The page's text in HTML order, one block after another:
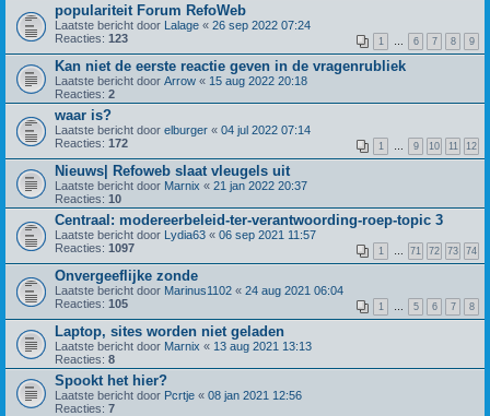
populariteit Forum RefoWeb
Laatste bericht door Lalage « 26 sep 2022 07:24
Reacties: 123 1 6 7 8 9
Kan niet de eerste reactie geven in de vragenrubliek
Laatste bericht door Arrow « 15 aug 2022 20:18
Reacties: 2
waar is?
Laatste bericht door elburger « 04 jul 2022 07:14
Reacties: 172 1 9 10 11 12
Nieuws| Refoweb slaat vleugels uit
Laatste bericht door Marnix « 21 jan 2022 20:37
Reacties: 10
Centraal: modereerbeleid-ter-verantwoording-roep-topic 3
Laatste bericht door Lydia63 « 06 sep 2021 11:57
Reacties: 1097 1 71 72 73 74
Onvergeeflijke zonde
Laatste bericht door Marinus1102 « 24 aug 2021 06:04
Reacties: 105 1 5 6 7 8
Laptop, sites worden niet geladen
Laatste bericht door Marnix « 13 aug 2021 13:13
Reacties: 8
Spookt het hier?
Laatste bericht door Pcrtje « 08 jan 2021 12:56
Reacties: 7